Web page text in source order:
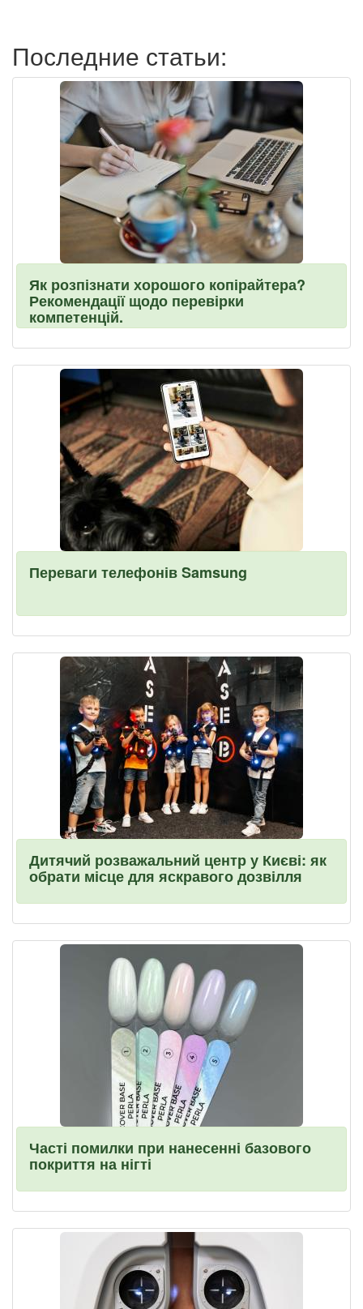
Последние статьи:
Як розпізнати хорошого копірайтера?
Рекомендації щодо перевірки
компетенцій.
Переваги телефонів Samsung
Дитячий розважальний центр у Києві: як
обрати місце для яскравого дозвілля
Часті помилки при нанесенні базового
покриття на нігті